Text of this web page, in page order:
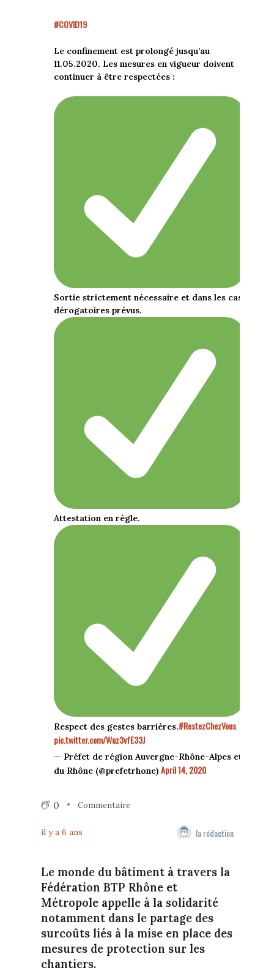
#COVID19
Le confinement est prolongé jusqu’au
11.05.2020. Les mesures en vigueur doivent
continuer à être respectées :
Sortie strictement nécessaire et dans les cas
dérogatoires prévus.
Attestation en règle.
Respect des gestes barrières.#RestezChezVous
pic.twitter.com/Wuz3vfE33J
— Préfet de région Auvergne-Rhône-Alpes et
du Rhône (@prefetrhone) April 14, 2020
0 Commentaire
il y a 6 ans la rédaction
Le monde du bâtiment à travers la
Fédération BTP Rhône et
Métropole appelle à la solidarité
notamment dans le partage des
surcoûts liés à la mise en place des
mesures de protection sur les
chantiers.